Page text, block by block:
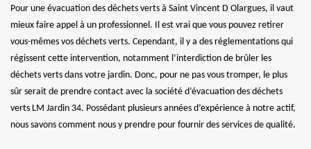
Pour une évacuation des déchets verts à Saint Vincent D Olargues, il vaut
mieux faire appel à un professionnel. Il est vrai que vous pouvez retirer
vous-mêmes vos déchets verts. Cependant, il y a des réglementations qui
régissent cette intervention, notamment l’interdiction de brûler les
déchets verts dans votre jardin. Donc, pour ne pas vous tromper, le plus
sûr serait de prendre contact avec la société d’évacuation des déchets
verts LM Jardin 34. Possédant plusieurs années d’expérience à notre actif,
nous savons comment nous y prendre pour fournir des services de qualité.